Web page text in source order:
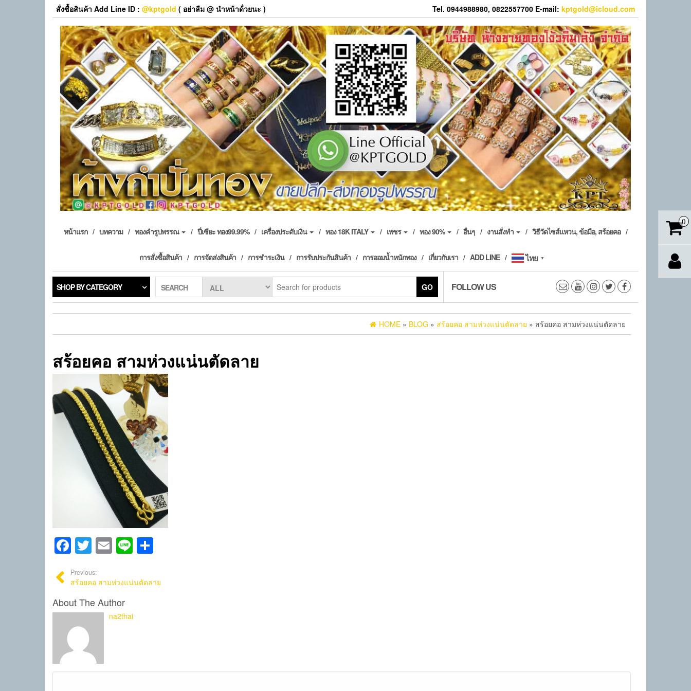
สั่งซื้อสินค้า Add Line ID : @kptgold ( อย่าลืม @ นำหน้าด้่วยนะ ) Tel. 0944988980, 0822557700 E-mail: kptgold@icloud.com
หน้าแรก บทความ ทองคำรูปพรรณ ปี่เซียะ ทอง99.99% เครื่องประดับเงิน ทอง 18K ITALY เพชร ทอง 90% อื่นๆ งานสั่งทำ วิธีวัดไซส์แหวน, ข้อมือ, สร้อยคอ
การสั่งซื้อสินค้า การจัดส่งสินค้า การชำระเงิน การรับประกันสินค้า การออมน้ำหนักทอง เกี่ยวกับเรา ADD LINE ไทย ▼
SHOP BY CATEGORY SEARCH GO FOLLOW US
HOME » BLOG » สร้อยคอ สามห่วงแน่นตัดลาย » สร้อยคอ สามห่วงแน่นตัดลาย
สร้อยคอ สามห่วงแน่นตัดลาย
Facebook
Twitter
Email
Line
Previous:
สร้อยคอ สามห่วงแน่นตัดลาย
About The Author
na2thai
0